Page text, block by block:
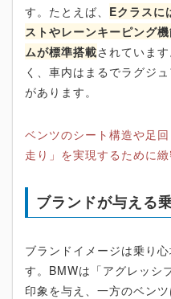
す。たとえば、 Eクラスに
ストやレーンキーピング
ムが標準搭載されていま
く、車内はまるでラグジ
があります。
ベンツのシート構造や足
走り」を実現するために
ブランドが与える
ブランドイメージは乗り
す。BMWは「アグレッシ
印象を与え、一方のベン